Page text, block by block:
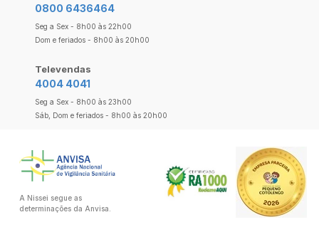
0800 6436464
Seg a Sex - 8h00 às 22h00
Dom e feriados - 8h00 às 20h00
Televendas
4004 4041
Seg a Sex - 8h00 às 23h00
Sáb, Dom e feriados - 8h00 às 20h00
A Nissei segue as
determinações da Anvisa.